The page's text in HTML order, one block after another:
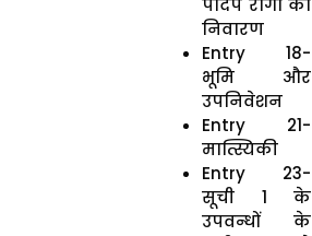
पादप रोगों का
निवारण
Entry 18-
भूमि और
उपनिवेशन
Entry 21-
मात्स्यिकी
Entry 23-
सूची 1 के
उपवन्धों के